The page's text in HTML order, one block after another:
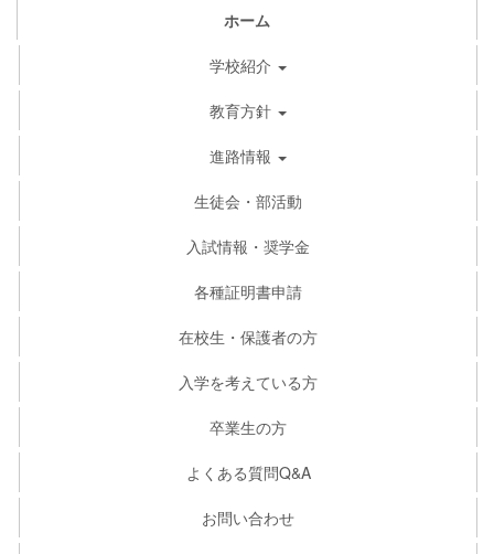
ホーム
学校紹介
教育方針
進路情報
生徒会・部活動
入試情報・奨学金
各種証明書申請
在校生・保護者の方
入学を考えている方
卒業生の方
よくある質問Q&A
お問い合わせ